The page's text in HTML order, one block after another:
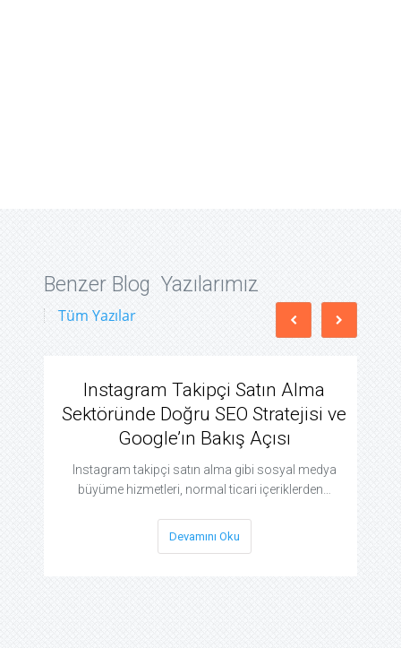
Benzer Blog Yazılarımız
Tüm Yazılar
Instagram Takipçi Satın Alma
Sektöründe Doğru SEO Stratejisi ve
Google’ın Bakış Açısı
Instagram takipçi satın alma gibi sosyal medya
büyüme hizmetleri, normal ticari içeriklerden…
Devamını Oku